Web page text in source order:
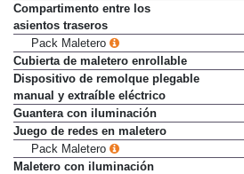
Compartimento entre los
asientos traseros
Pack Maletero
Cubierta de maletero enrollable
Dispositivo de remolque plegable
manual y extraíble eléctrico
Guantera con iluminación
Juego de redes en maletero
Pack Maletero
Maletero con iluminación